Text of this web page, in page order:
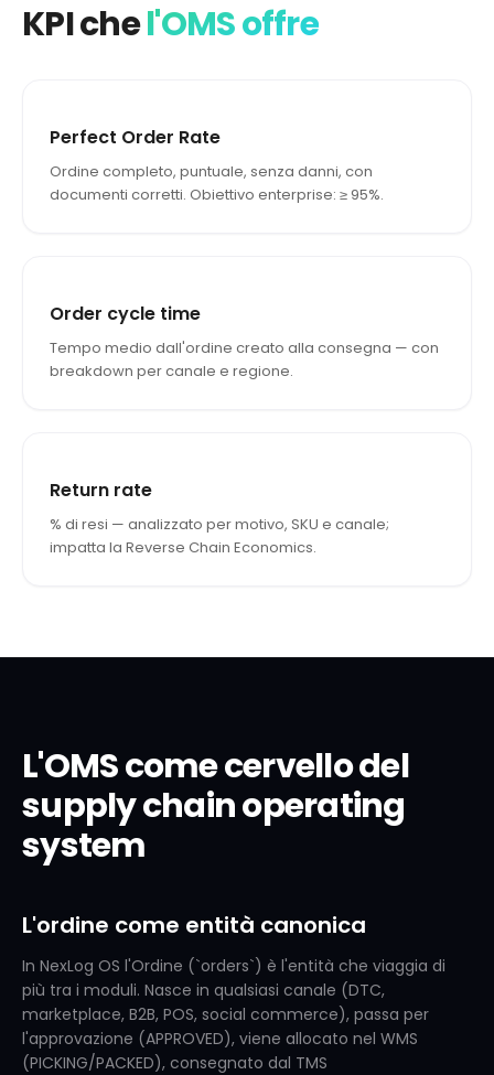
KPI chel'OMS offre
Perfect Order Rate
Ordine completo, puntuale, senza danni, con
documenti corretti. Obiettivo enterprise: ≥ 95%.
Order cycle time
Tempo medio dall'ordine creato alla consegna — con
breakdown per canale e regione.
Return rate
% di resi — analizzato per motivo, SKU e canale;
impatta la Reverse Chain Economics.
L'OMS come cervello del
supply chain operating
system
L'ordine come entità canonica
In NexLog OS l'Ordine (`orders`) è l'entità che viaggia di
più tra i moduli. Nasce in qualsiasi canale (DTC,
marketplace, B2B, POS, social commerce), passa per
l'approvazione (APPROVED), viene allocato nel WMS
(PICKING/PACKED), consegnato dal TMS